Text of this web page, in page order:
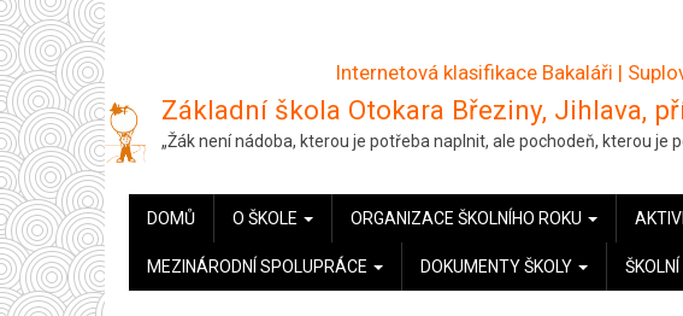
Přejít
k
hlavnímu
obsahu
Internetová klasifikace Bakaláři |
Základní škola Otokara Březiny, Jihlava,
„Žák není nádoba, kterou je potřeba naplnit, ale pochodeň, kterou je
HLAVNÍ
NAVIGACE
DOMŮ O ŠKOLE ORGANIZACE ŠKOLNÍHO ROKU
MEZINÁRODNÍ SPOLUPRÁCE DOKUMENTY ŠKOLY